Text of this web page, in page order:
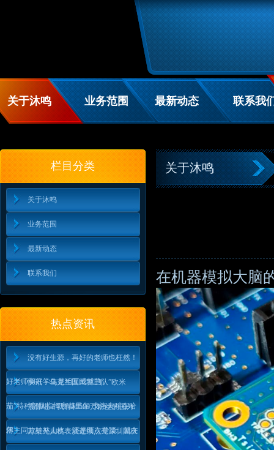
关于沐鸣 业务范围 最新动态 联系我
栏目分类
关于沐鸣
业务范围
最新动态
联系我们
热点资讯
没有好生源，再好的老师也枉然！
好老师和好学生是相互成就的
快讯！乌克兰国民警卫队”欧米
茄”特种部队指挥官基里尔·戈洛夫科在哈
尔
震惊啦！我有和500万粉丝的国外
博主同款桂林山水，还是两次登顶，就在
万架无人机表演连续点亮深圳国庆
关于沐鸣
在机器模拟大脑